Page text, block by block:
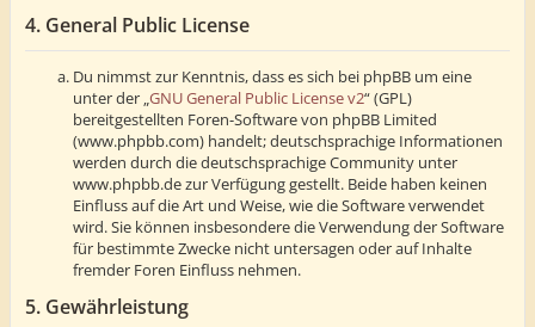
4. General Public License
Du nimmst zur Kenntnis, dass es sich bei phpBB um eine
unter der „GNU General Public License v2“ (GPL)
bereitgestellten Foren-Software von phpBB Limited
(www.phpbb.com) handelt; deutschsprachige Informationen
werden durch die deutschsprachige Community unter
www.phpbb.de zur Verfügung gestellt. Beide haben keinen
Einfluss auf die Art und Weise, wie die Software verwendet
wird. Sie können insbesondere die Verwendung der Software
für bestimmte Zwecke nicht untersagen oder auf Inhalte
fremder Foren Einfluss nehmen.
5. Gewährleistung